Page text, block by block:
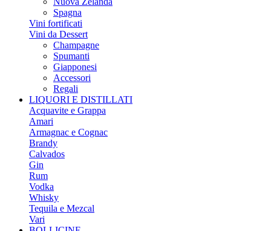
Spagna
Vini fortificati
Vini da Dessert
Champagne
Spumanti
Giapponesi
Accessori
Regali
LIQUORI E DISTILLATI
Acquavite e Grappa
Amari
Armagnac e Cognac
Brandy
Calvados
Gin
Rum
Vodka
Whisky
Tequila e Mezcal
Vari